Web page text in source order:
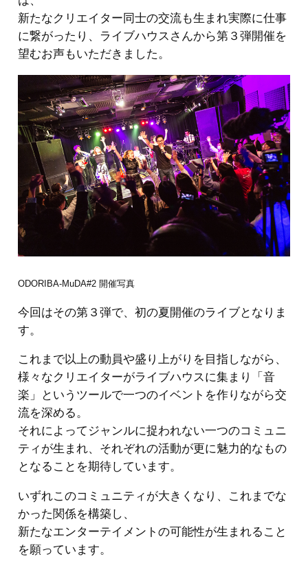
新たなクリエイター同士の交流も生まれ実際に仕事
に繋がったり、ライブハウスさんから第３弾開催を
望むお声もいただきました。
ODORIBA-MuDA#2 開催写真
今回はその第３弾で、初の夏開催のライブとなりま
す。
これまで以上の動員や盛り上がりを目指しながら、
様々なクリエイターがライブハウスに集まり「音
楽」というツールで一つのイベントを作りながら交
流を深める。
それによってジャンルに捉われない一つのコミュニ
ティが生まれ、それぞれの活動が更に魅力的なもの
となることを期待しています。
いずれこのコミュニティが大きくなり、これまでな
かった関係を構築し、
新たなエンターテイメントの可能性が生まれること
を願っています。